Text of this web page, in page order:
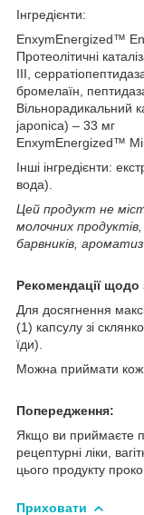
Інгредієнти:
EnxymEnergized™
Протеолітичні
III,
бромелаїн,
Вільнорадикальний
japonica) – 33 мг
EnxymEnergized™
Інші інгредієнти:
вода).
Цей продукт не
молочних
барвників,
Рекомендації щодо
Для досягнення
(1) капсулу зі
їди).
Можна приймати
Попередження:
Якщо ви приймаєте
рецептурні ліки,
цього продукту
Приховати